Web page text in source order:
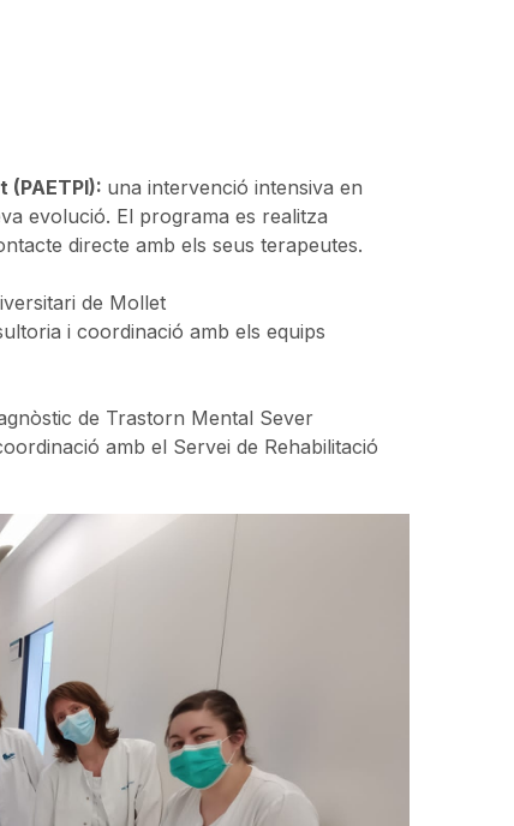
una intervenció intensiva en
evolució. El programa es realitza
directe amb els seus terapeutes.
de Mollet
i coordinació amb els equips
de Trastorn Mental Sever
amb el Servei de Rehabilitació